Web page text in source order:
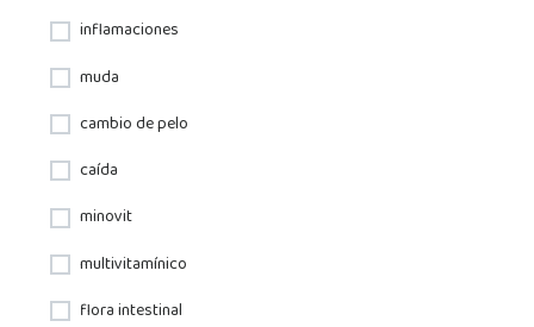
inflamaciones
muda
cambio de pelo
caída
minovit
multivitamínico
flora intestinal